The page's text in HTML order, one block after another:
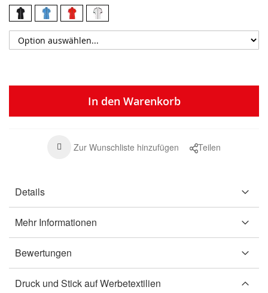
In den Warenkorb
Zur Wunschliste hinzufügen Teilen
Details
Mehr Informationen
Bewertungen
Druck und Stick auf Werbetextilien